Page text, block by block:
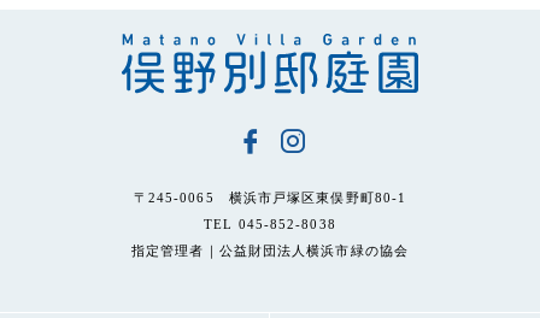
〒245-0065 横浜市戸塚区東俣野町80-1
TEL 045-852-8038
指定管理者｜公益財団法人横浜市緑の協会